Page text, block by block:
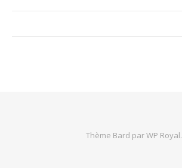
Thème Bard parWP Royal.